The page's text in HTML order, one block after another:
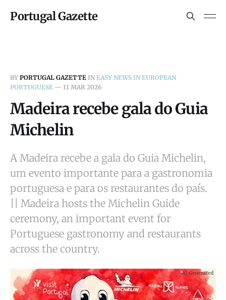
Portugal Gazette
BY PORTUGAL GAZETTE IN EASY NEWS IN EUROPEAN
PORTUGUESE — 11 MAR 2026
Madeira recebe gala do Guia
Michelin
A Madeira recebe a gala do Guia Michelin,
um evento importante para a gastronomia
portuguesa e para os restaurantes do país.
|| Madeira hosts the Michelin Guide
ceremony, an important event for
Portuguese gastronomy and restaurants
across the country.